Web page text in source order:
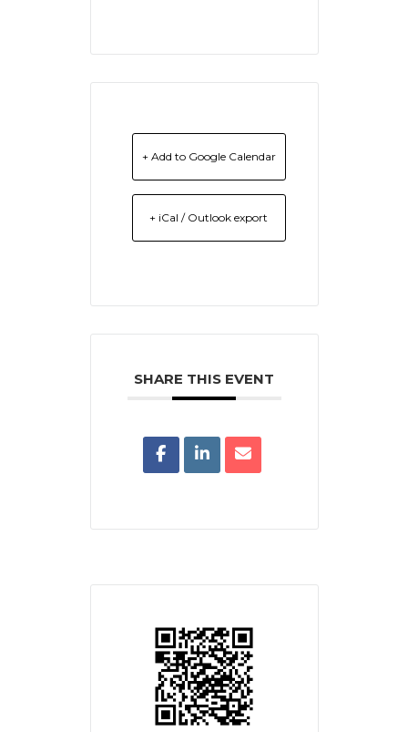
+ Add to Google Calendar
+ iCal / Outlook export
SHARE THIS EVENT